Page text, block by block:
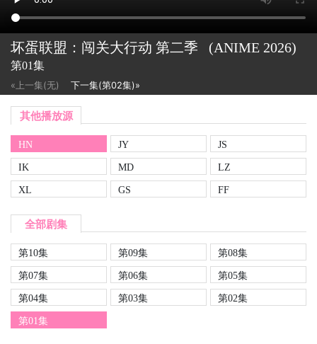
坏蛋联盟：闯关大行动 第二季 (ANIME 2026)
第01集
«上一集(无) 下一集(第02集)»
其他播放源
HN JY
JS
IK
MD
LZ
XL
GS FF
全部剧集
第10集 第09集
第08集
第07集
第06集
第05集
第04集
第03集
第02集
第01集